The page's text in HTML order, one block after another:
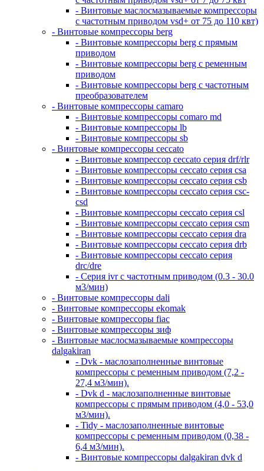
- Винтовые маслосмазываемые компрессоры
с частотным приводом vsd+ от 75 до 110 квт)
- Винтовые компрессоры berg
- Винтовые компрессоры berg с прямым
приводом
- Винтовые компрессоры berg с ременным
приводом
- Винтовые компрессоры berg с частотным
преобразователем
- Винтовые компрессоры camaro
- Винтовые компрессоры comaro md
- Винтовые компрессоры lb
- Винтовые компрессоры sb
- Винтовые компрессоры ceccato
- Винтовые компрессор ceccato серия drf/rlr
- Винтовые компрессоры ceccato серия csa
- Винтовые компрессоры ceccato серия csb
- Винтовые компрессоры ceccato серия csc-
csd
- Винтовые компрессоры ceccato серия csl
- Винтовые компрессоры ceccato серия csm
- Винтовые компрессоры ceccato серия dra
- Винтовые компрессоры ceccato серия drb
- Винтовые компрессоры ceccato серия
drc/dre
- Серия ivr с частотным приводом (0.3 - 30.0
м3/мин)
- Винтовые компрессоры dali
- Винтовые компрессоры ekomak
- Винтовые компрессоры fiac
- Винтовые компрессоры зиф
- Винтовые маслосмазываемые компрессоры
dalgakiran
- Dvk - маслозаполненные винтовые
компрессоры с ременным приводом (7,2 -
27,4 м3/мин).
- Dvk d - маслозаполненные винтовые
компрессоры с прямым приводом (4,0 - 53,0
м3/мин).
- Tidy - маслозаполненные винтовые
компрессоры с ременным приводом (0,38 -
6,4 м3/мин).
- Винтовые компрессоры dalgakiran dvk d